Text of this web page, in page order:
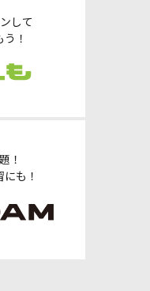
して
！
！
も！